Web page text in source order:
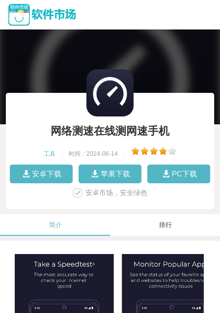
网络测速在线测网速手机
工具 时间：2024-06-14
安卓下载 苹果下载 PC下载
安卓市场，安全绿色
简介 排行